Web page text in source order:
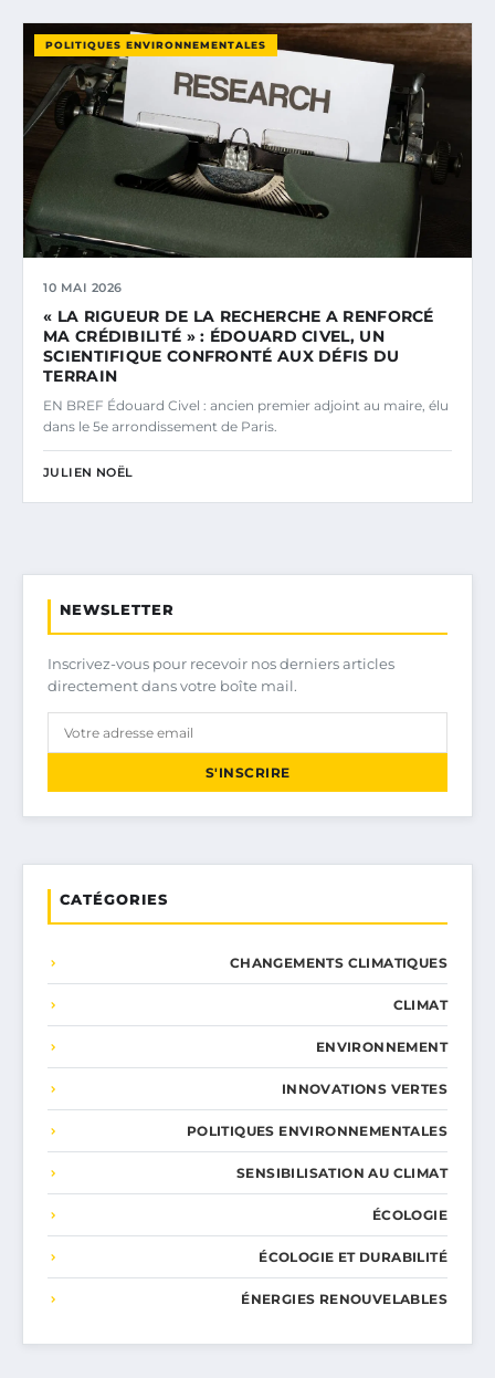
POLITIQUES ENVIRONNEMENTALES
10 MAI 2026
« LA RIGUEUR DE LA RECHERCHE A RENFORCÉ
MA CRÉDIBILITÉ » : ÉDOUARD CIVEL, UN
SCIENTIFIQUE CONFRONTÉ AUX DÉFIS DU
TERRAIN
EN BREF Édouard Civel : ancien premier adjoint au maire, élu
dans le 5e arrondissement de Paris.
JULIEN NOËL
NEWSLETTER
Inscrivez-vous pour recevoir nos derniers articles
directement dans votre boîte mail.
S'INSCRIRE
CATÉGORIES
CHANGEMENTS CLIMATIQUES
CLIMAT
ENVIRONNEMENT
INNOVATIONS VERTES
POLITIQUES ENVIRONNEMENTALES
SENSIBILISATION AU CLIMAT
ÉCOLOGIE
ÉCOLOGIE ET DURABILITÉ
ÉNERGIES RENOUVELABLES